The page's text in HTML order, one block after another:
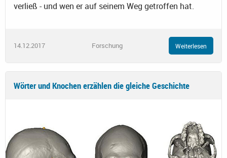
verließ - und wen er auf seinem Weg getroffen hat.
14.12.2017 Forschung Weiterlesen
Wörter und Knochen erzählen die gleiche Geschichte